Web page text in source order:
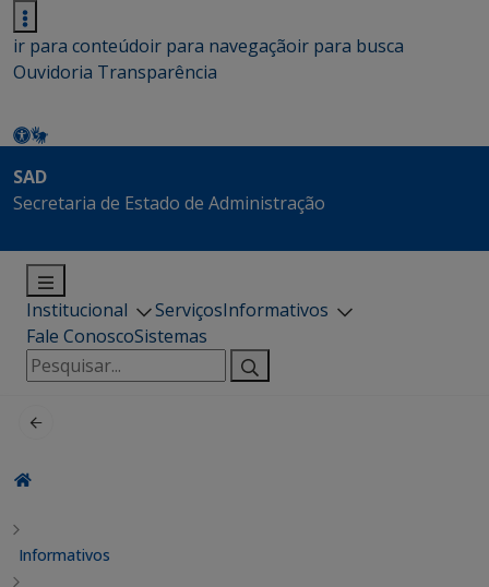
ir para conteúdoir para navegaçãoir para busca
Ouvidoria Transparência
SAD
Secretaria de Estado de Administração
Institucional ServiçosInformativos
Fale ConoscoSistemas
Pesquisar
por:
Informativos